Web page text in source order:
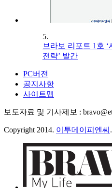
5.
브라보 리포트 1호 ‘
전략’ 발간
PC버전
공지사항
사이트맵
보도자료 및 기사제보 :
Copyright 2014. 이투데이피엔씨